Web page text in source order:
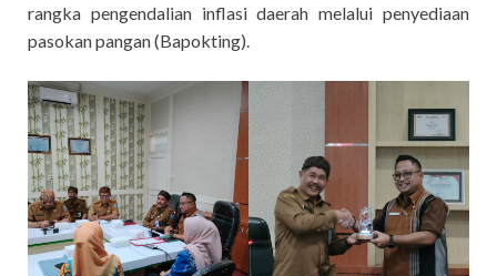
rangka pengendalian inflasi daerah melalui penyediaan
pasokan pangan (Bapokting).